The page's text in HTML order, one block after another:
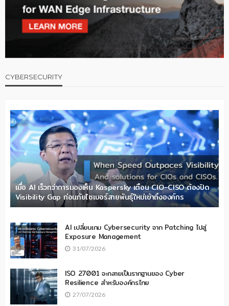
CYBERSECURITY
เมื่อ AI เร็วกว่าการมองเห็น Kaspersky เตือน CIO-CISO ต้องปิด
Visibility Gap ก่อนภัยไซเบอร์สายพันธุ์ใหม่เข้าถึงองค์กร
AI เปลี่ยนเกม Cybersecurity จาก Patching ไปสู่
Exposure Management
31/07/2026
ISO 27001 จะกลายเป็นรากฐานของ Cyber
Resilience สำหรับองค์กรไทย
27/07/2026